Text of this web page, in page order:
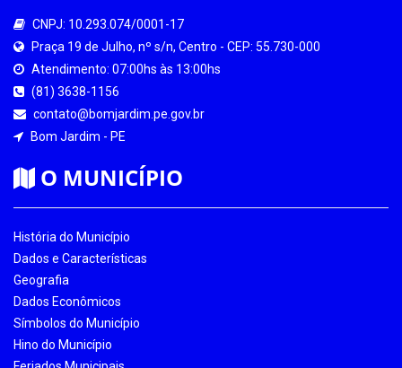
CNPJ: 10.293.074/0001-17
Praça 19 de Julho, nº s/n, Centro - CEP: 55.730-000
Atendimento: 07:00hs às 13:00hs
(81) 3638-1156
contato@bomjardim.pe.gov.br
Bom Jardim - PE
O MUNICÍPIO
História do Município
Dados e Características
Geografia
Dados Econômicos
Símbolos do Município
Hino do Município